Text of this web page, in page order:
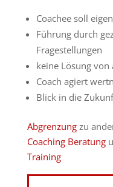
Coachee soll
Führung durch
Fragestellungen
keine Lösung von
Coach agiert
Blick in die
Abgrenzungzu
Coaching Beratung
Training